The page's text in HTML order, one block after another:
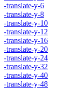
-translate-y-6
-translate-y-8
-translate-y-10
-translate-y-12
-translate-y-16
-translate-y-20
-translate-y-24
-translate-y-32
-translate-y-40
-translate-y-48